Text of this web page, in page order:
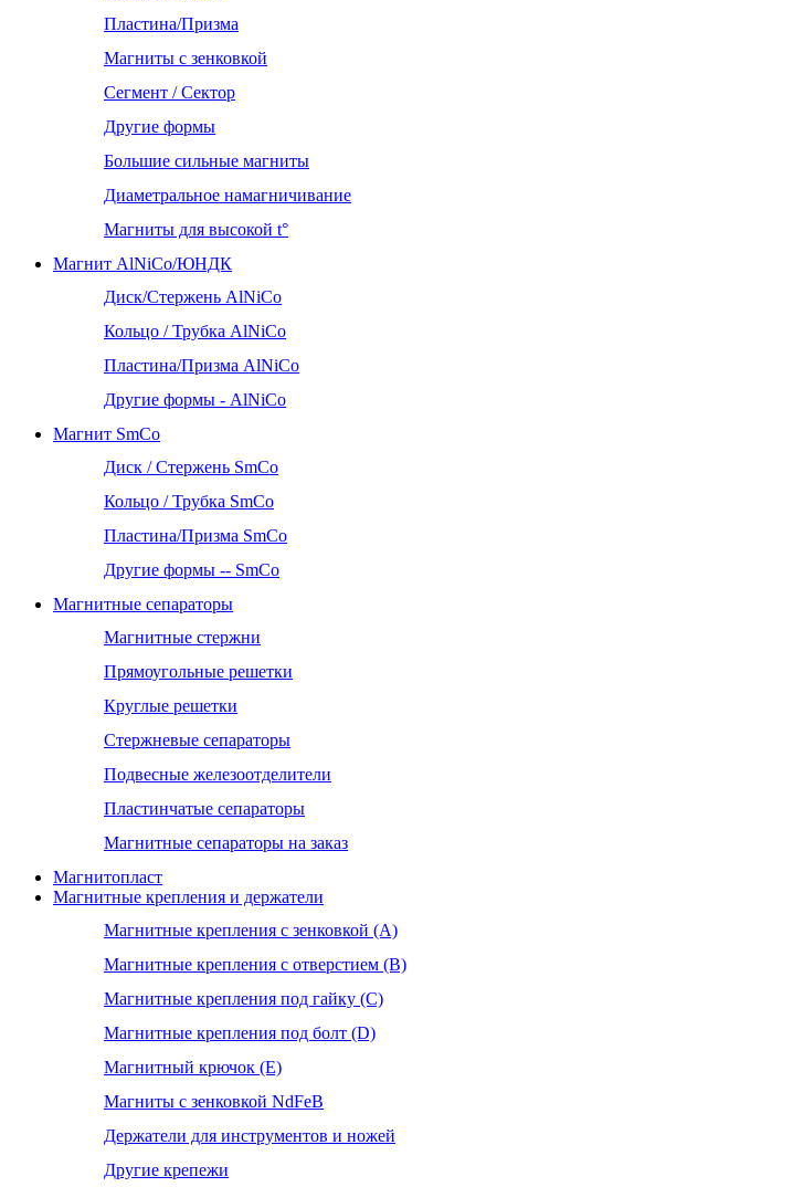
Пластина/Призма
Магниты с зенковкой
Сегмент / Сектор
Другие формы
Большие сильные магниты
Диаметральное намагничивание
Магниты для высокой t°
Магнит AlNiCo/ЮНДК
Диск/Стержень AlNiCo
Кольцо / Трубка AlNiCo
Пластина/Призма AlNiCo
Другие формы - AlNiCo
Магнит SmCo
Диск / Стержень SmCo
Кольцо / Трубка SmCo
Пластина/Призма SmCo
Другие формы -- SmCo
Магнитные сепараторы
Магнитные стержни
Прямоугольные решетки
Круглые решетки
Стержневые сепараторы
Подвесные железоотделители
Пластинчатые сепараторы
Магнитные сепараторы на заказ
Магнитопласт
Магнитные крепления и держатели
Магнитные крепления с зенковкой (А)
Магнитные крепления с отверстием (В)
Магнитные крепления под гайку (С)
Магнитные крепления под болт (D)
Магнитный крючок (Е)
Магниты с зенковкой NdFeB
Держатели для инструментов и ножей
Другие крепежи